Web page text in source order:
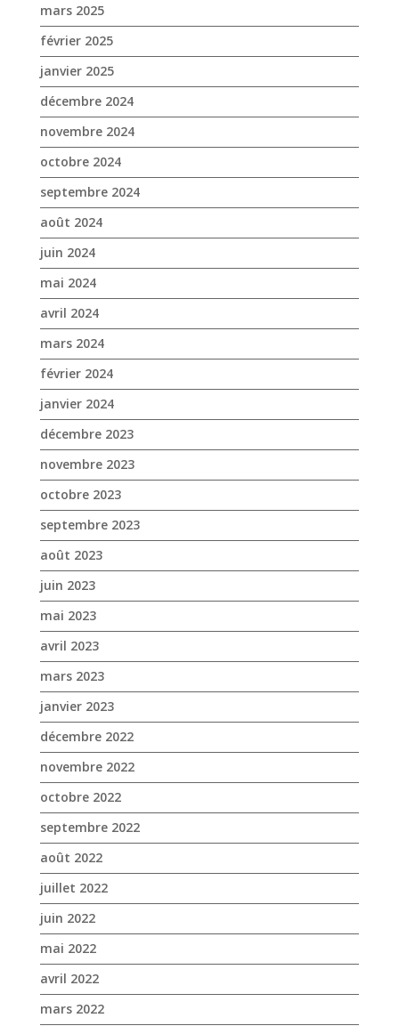
mars 2025
février 2025
janvier 2025
décembre 2024
novembre 2024
octobre 2024
septembre 2024
août 2024
juin 2024
mai 2024
avril 2024
mars 2024
février 2024
janvier 2024
décembre 2023
novembre 2023
octobre 2023
septembre 2023
août 2023
juin 2023
mai 2023
avril 2023
mars 2023
janvier 2023
décembre 2022
novembre 2022
octobre 2022
septembre 2022
août 2022
juillet 2022
juin 2022
mai 2022
avril 2022
mars 2022